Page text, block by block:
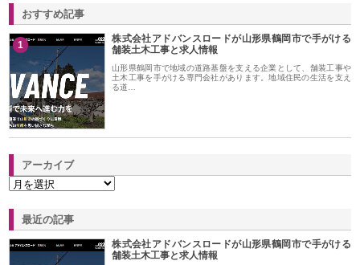
おすすめ記事
1
株式会社アドバンスロードが山形県鶴岡市で手がける
舗装土木工事と求人情報
山形県鶴岡市で地域の道路基盤を支える企業として、舗装工事や
土木工事を手がける専門会社があります。地域住民の生活を支え
る道…
アーカイブ
最近の記事
株式会社アドバンスロードが山形県鶴岡市で手がける
舗装土木工事と求人情報